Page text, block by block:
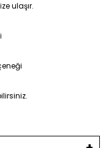
ulaşır.